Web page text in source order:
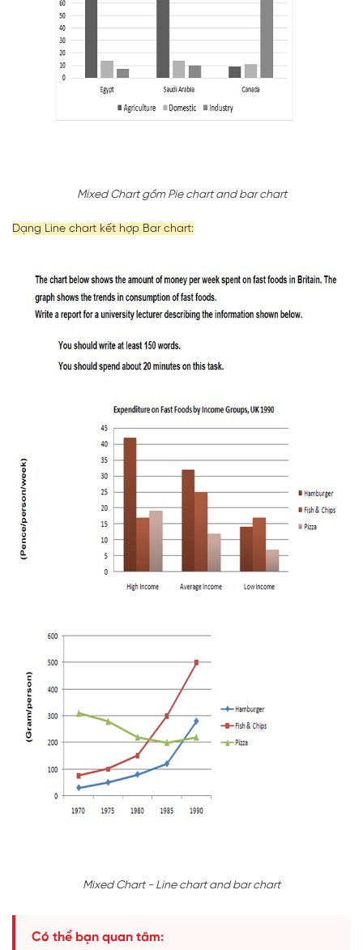
Mixed Chart gồm Pie chart and bar chart
Dạng Line chart kết hợp Bar chart:
Mixed Chart - Line chart and bar chart
Có thể bạn quan tâm: